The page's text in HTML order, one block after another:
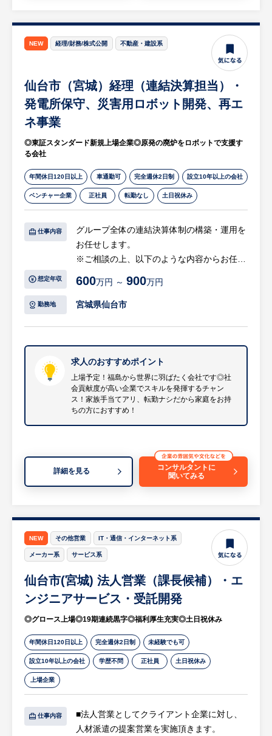
開発等を担当します。
・生成ＡＩシステム開発の要件定義・設計・
実装・試験
・ＡＩオーケストレーション、生成ＡＩプラ
グイン、Web API、Web UIの構築・開発
■データエンジニア
DWH（データウェアハウス）等のデータ設
データの集約加工等のETL処理設計、BIを用
いた
画面設計等を担当します。
・データ分析基盤開発の要件定義、設計・実
装・試験
・データレイク、DWH、データマート、BI
の構築・開発
＜過去の案件例＞
・生成AIによる社内ドキュメント検索チャッ
・弊社パッケージのPCログを分析し可視化
・製造業向けに在庫管理、財務会計の情報を
Microsoft Azure上に統合し分析
・製品企画部門向けに製品の品質に関する情
報をAmazon Web Services上に統合し分析
・物流業向けに各種システムの業務情報を集
※詳細は面談時にお伝えします
Webアプリのスクラッチ開発を主軸としつ
つ、現在は生成AIやデータ分析領域へ積極的
にシフトしています。新しい技術への好奇心
が強く、仲間の困りごとを助け合うポジティ
ブなチーム文化が根付いています。
※担当エリアは東北6県となるため、出張が
発生します。
仙台営業所自体は少人数でのスタートとなり
ますが、同オフィス内にはグループ会社を含
時にも周囲に相談しやすい温かい環境です。
【企業の魅力】
「モノ売り」ではなく、経営課題を解決する
「コト売り」： 競合他社のように商品を売
か」をお客様の経営に寄り添って追求し、最
適な働く環境をゼロからトータルプロデュー
スできます。
焦らず育てる、3〜4年の育成プラン： 大都
市圏と異なり、仙台では一人前になるまで
り、未経験でも基礎から安心して学べる環境
が整っています。
プライム上場グループの安定性×高い自由
度： 東証プライム上場の内田洋行グループ
※詳細は面談時にお伝えします
NEW 経理/財務/株式公開 不動産・建設系
仙台市（宮城）経理（連結決算担当）・
発電所保守、災害用ロボット開発、再エ
ネ事業
◎東証スタンダード新規上場企業◎原発の廃炉をロボットで支援す
る会社
年間休日120日以上 車通勤可 完全週休2日制 設立10年以上の会社
ベンチャー企業 正社員 転勤なし 土日祝休み
仕事内容
グループ全体の連結決算体制の構築・運用を
お任せします。
※ご相談の上、以下のような内容からお任せ
【具体的には・・・】
・各子会社の財務データの収集・取りまとめ
・連結決算処理
・連結財務諸表（BS/PL/CF）の作成 等
2. グループ決算プロセスの効率化・仕組み化
・グループ会社側への決算スケジュール・マ
・月次・四半期・年次での連結決算スケジュ
ールの最適化
等
【特徴】
「自分の手で我がふるさとを何とかしたい」
そんな想いを持った従業員が集まる会社で
す。
島から世界に羽ばたく会社にするべく、一緒
に働いていきませんか？
※詳細は面談時にお伝えします
想定年収 600万円 ～ 900万円
勤務地 宮城県仙台市
求人のおすすめポイント
上場予定！福島から世界に羽ばたく会社です◎社
会貢献度が高い企業でスキルを発揮するチャン
ス！家族手当てアリ、転勤ナシだから家庭をお持
ちの方におすすめ！
詳細を見る
コンサルタントに
聞いてみる
NEW その他営業 IT・通信・インターネット系
メーカー系 サービス系
仙台市(宮城) 法人営業（課長候補）・エ
ンジニアサービス・受託開発
◎グロース上場◎19期連続黒字◎福利厚生充実◎土日祝休み
年間休日120日以上 完全週休2日制 未経験でも可
設立10年以上の会社 学歴不問 正社員 土日祝休み
上場企業
仕事内容
■法人営業としてクライアント企業に対し、
人材派遣の提案営業を実施頂きます。